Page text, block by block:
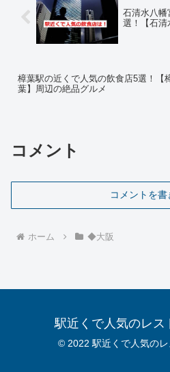
石清水八幡
選！【石清
樟葉駅の近くで人気の飲食店5選！【
葉】周辺の絶品グルメ
コメント
コメントを書
ホーム ◆大阪
駅近くで人気のレス
© 2022 駅近くで人気のレ